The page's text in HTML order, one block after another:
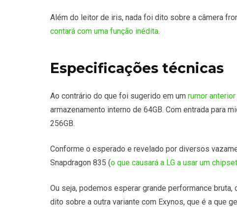
Além do leitor de iris, nada foi dito sobre a câmera
contará com uma função inédita.
Especificações técnicas
Ao contrário do que foi sugerido em um rumor
armazenamento interno de 64GB. Com entrada para
256GB.
Conforme o esperado e revelado por diversos
Snapdragon 835 (o que causará a LG a usar um
Ou seja, podemos esperar grande performance
dito sobre a outra variante com Exynos, que é a que